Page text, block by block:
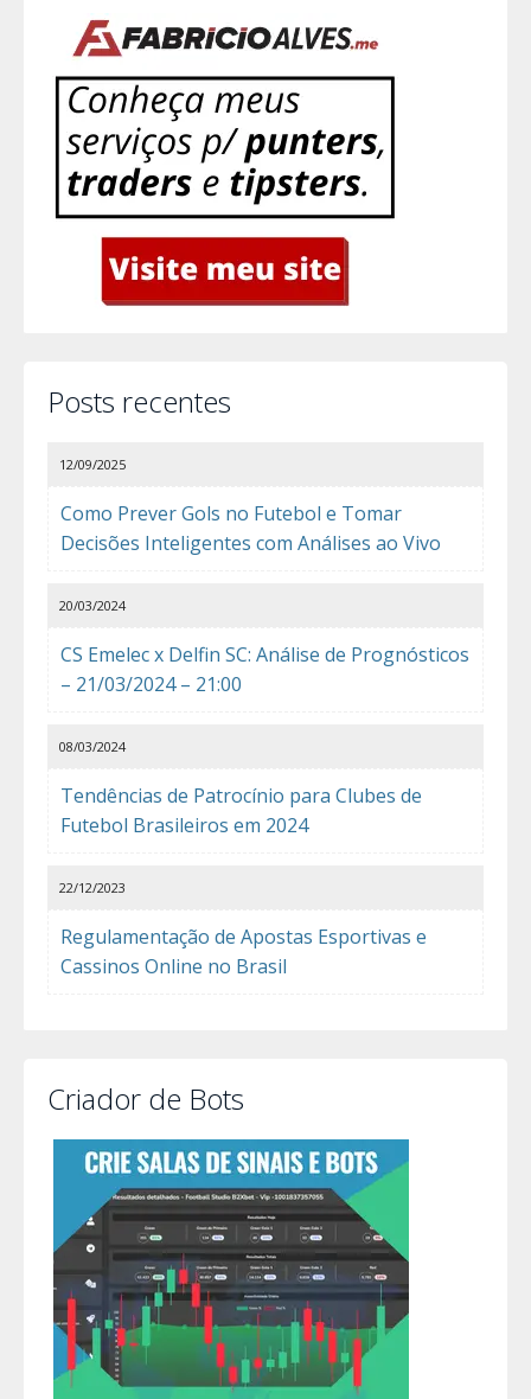
Posts recentes
Como Prever Gols no Futebol e Tomar
Decisões Inteligentes com Análises ao Vivo
12/09/2025
CS Emelec x Delfin SC: Análise de Prognósticos
– 21/03/2024 – 21:00
20/03/2024
Tendências de Patrocínio para Clubes de
Futebol Brasileiros em 2024
08/03/2024
Regulamentação de Apostas Esportivas e
Cassinos Online no Brasil
22/12/2023
Criador de Bots